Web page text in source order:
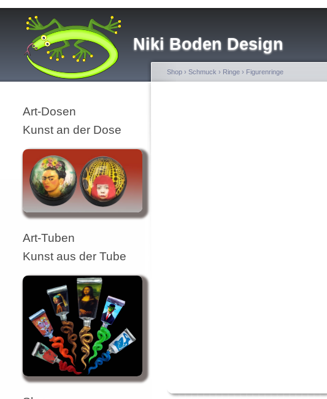
Niki Boden Design
Art-Dosen
Kunst an der Dose
Art-Tuben
Kunst aus der Tube
Shop › Schmuck › Ringe › Figurenringe